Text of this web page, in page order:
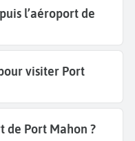
l’aéroport de
visiter Port
de Port Mahon ?